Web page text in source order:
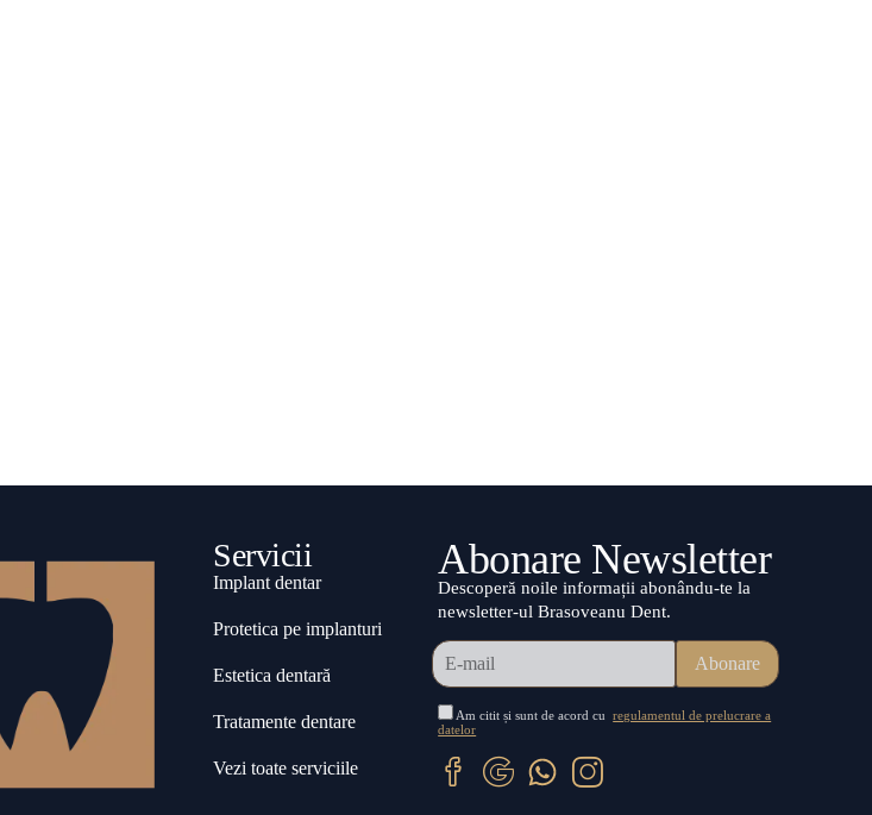
Servicii
Implant dentar
Protetica pe implanturi
Estetica dentară
Tratamente dentare
Vezi toate serviciile
Abonare Newsletter
Descoperă noile informații abonându-te la
newsletter-ul Brasoveanu Dent.
Am citit și sunt de acord curegulamentul de prelucrare a
datelor